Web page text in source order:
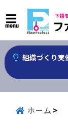
menu
組織づくり実
ホーム